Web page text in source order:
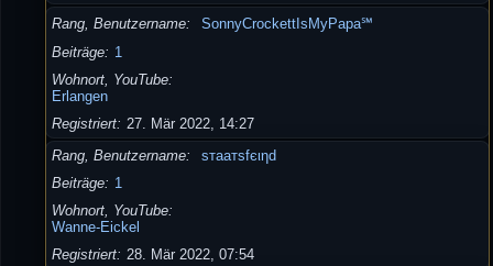
Rang, Benutzername
SonnyCrockettIsMyPapa℠
Beiträge
1
Wohnort, YouTube
Erlangen
Registriert 27. Mär 2022, 14:27
Rang, Benutzername
ѕтaaтѕfєιηd
Beiträge
1
Wohnort, YouTube
Wanne-Eickel
Registriert 28. Mär 2022, 07:54